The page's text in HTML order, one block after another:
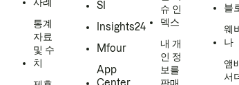
통계
자료
및 수
치
SI
Insights24
Mfour
App
슈 인
덱스
내 개
인 정
보를
블
웨
나
앰
서